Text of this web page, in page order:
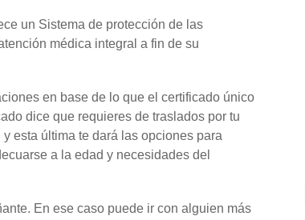
un Sistema de protección de las
médica integral a fin de su
en base de lo que el certificado único
dice que requieres de traslados por tu
esta última te dará las opciones para
a la edad y necesidades del
En ese caso puede ir con alguien más